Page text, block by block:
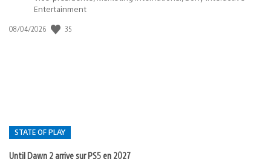
Entertainment
Date
08/04/2026 35
STATE OF PLAY
Until Dawn 2 arrive sur PS5 en 2027